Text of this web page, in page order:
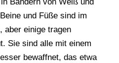
und Füße sind im
aber einige tragen
Sie sind alle mit einem
bewaffnet, das etwa